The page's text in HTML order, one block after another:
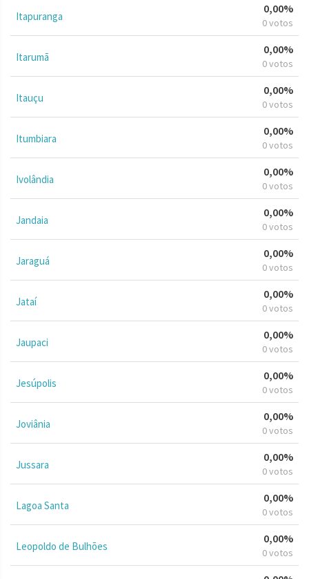
Itapuranga
0,00%
0 votos
Itarumã
0,00%
0 votos
Itauçu
0,00%
0 votos
Itumbiara
0,00%
0 votos
Ivolândia
0,00%
0 votos
Jandaia
0,00%
0 votos
Jaraguá
0,00%
0 votos
Jataí
0,00%
0 votos
Jaupaci
0,00%
0 votos
Jesúpolis
0,00%
0 votos
Joviânia
0,00%
0 votos
Jussara
0,00%
0 votos
Lagoa Santa
0,00%
0 votos
Leopoldo de Bulhões
0,00%
0 votos